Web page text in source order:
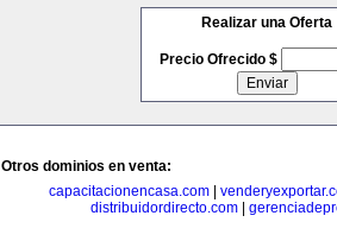
Realizar una Oferta
Precio Ofrecido $
Otros dominios en venta:
capacitacionencasa.com|
distribuidordirecto.com